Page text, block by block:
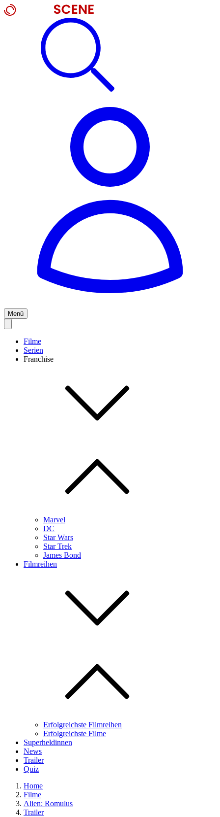
Menü
Filme
Serien
Franchise
Marvel
DC
Star Wars
Star Trek
James Bond
Filmreihen
Erfolgreichste Filmreihen
Erfolgreichste Filme
Superheldinnen
News
Trailer
Quiz
Home
Filme
Alien: Romulus
Trailer